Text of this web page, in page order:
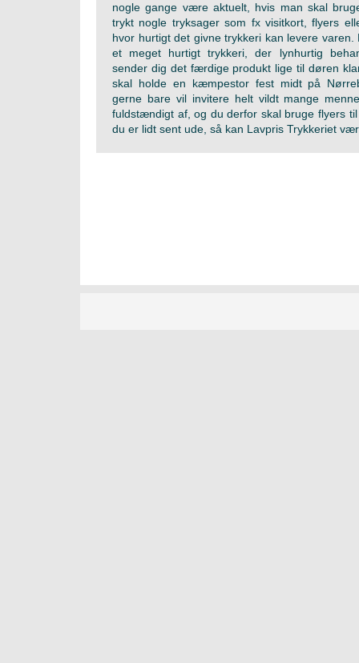
nogle gange være aktuelt, hvis man skal
trykt nogle tryksager som fx visitkort, flyers
hvor hurtigt det givne trykkeri kan levere varen.
et meget hurtigt trykkeri, der lynhurtig
sender dig det færdige produkt lige til døren
skal holde en kæmpestor fest midt på
gerne bare vil invitere helt vildt mange
fuldstændigt af, og du derfor skal bruge flyers
du er lidt sent ude, så kan Lavpris Trykkeriet